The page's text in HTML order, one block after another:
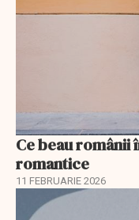
Ce beau
romantice
11 FEBRUARIE 2026